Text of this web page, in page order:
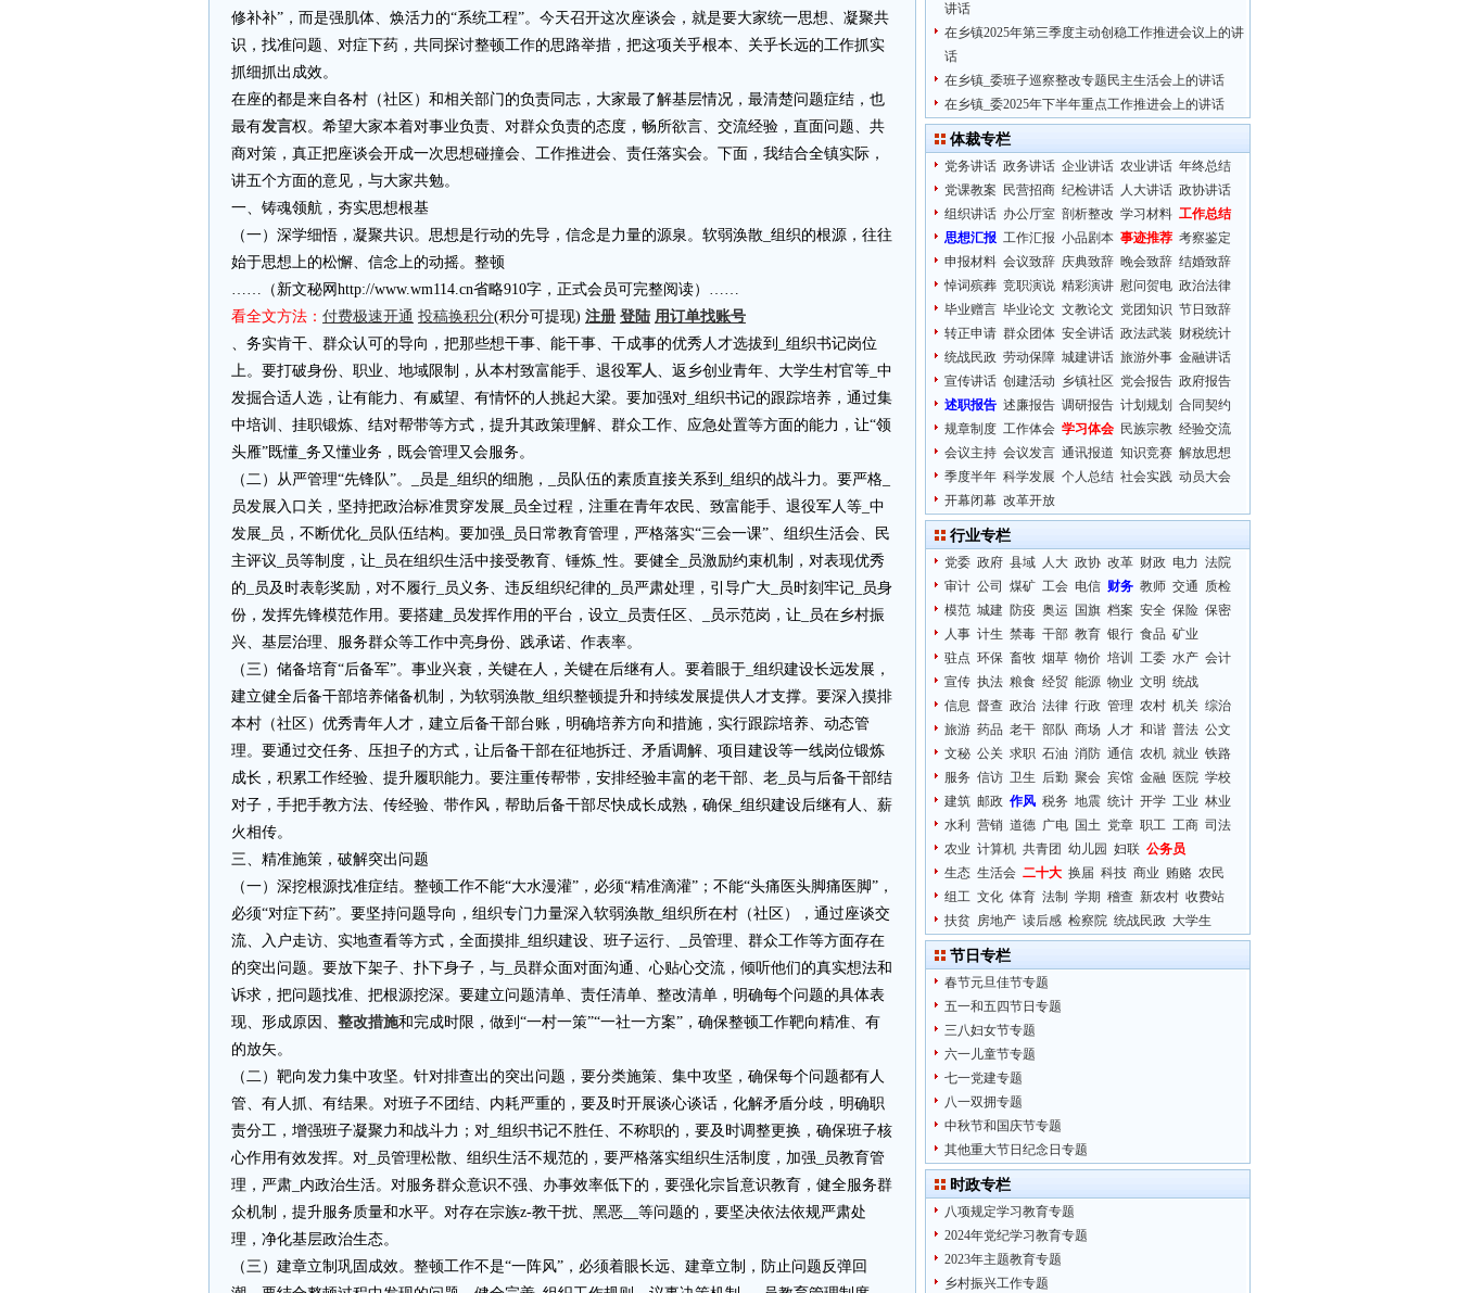
修补补”，而是强肌体、焕活力的“系统工程”。今天召开这次座谈会，就是要大家统一思想、凝聚共
识，找准问题、对症下药，共同探讨整顿工作的思路举措，把这项关乎根本、关乎长远的工作抓实
抓细抓出成效。
在座的都是来自各村（社区）和相关部门的负责同志，大家最了解基层情况，最清楚问题症结，也
最有发言权。希望大家本着对事业负责、对群众负责的态度，畅所欲言、交流经验，直面问题、共
商对策，真正把座谈会开成一次思想碰撞会、工作推进会、责任落实会。下面，我结合全镇实际，
讲五个方面的意见，与大家共勉。
一、铸魂领航，夯实思想根基
（一）深学细悟，凝聚共识。思想是行动的先导，信念是力量的源泉。软弱涣散_组织的根源，往往
始于思想上的松懈、信念上的动摇。整顿
……（新文秘网http://www.wm114.cn省略910字，正式会员可完整阅读）……
看全文方法： 付费极速开通 投稿换积分(积分可提现) 注册 登陆 用订单找账号
、务实肯干、群众认可的导向，把那些想干事、能干事、干成事的优秀人才选拔到_组织书记岗位
上。要打破身份、职业、地域限制，从本村致富能手、退役军人、返乡创业青年、大学生村官等_中
发掘合适人选，让有能力、有威望、有情怀的人挑起大梁。要加强对_组织书记的跟踪培养，通过集
中培训、挂职锻炼、结对帮带等方式，提升其政策理解、群众工作、应急处置等方面的能力，让“领
头雁”既懂_务又懂业务，既会管理又会服务。
（二）从严管理“先锋队”。_员是_组织的细胞，_员队伍的素质直接关系到_组织的战斗力。要严格_
员发展入口关，坚持把政治标准贯穿发展_员全过程，注重在青年农民、致富能手、退役军人等_中
发展_员，不断优化_员队伍结构。要加强_员日常教育管理，严格落实“三会一课”、组织生活会、民
主评议_员等制度，让_员在组织生活中接受教育、锤炼_性。要健全_员激励约束机制，对表现优秀
的_员及时表彰奖励，对不履行_员义务、违反组织纪律的_员严肃处理，引导广大_员时刻牢记_员身
份，发挥先锋模范作用。要搭建_员发挥作用的平台，设立_员责任区、_员示范岗，让_员在乡村振
兴、基层治理、服务群众等工作中亮身份、践承诺、作表率。
（三）储备培育“后备军”。事业兴衰，关键在人，关键在后继有人。要着眼于_组织建设长远发展，
建立健全后备干部培养储备机制，为软弱涣散_组织整顿提升和持续发展提供人才支撑。要深入摸排
本村（社区）优秀青年人才，建立后备干部台账，明确培养方向和措施，实行跟踪培养、动态管
理。要通过交任务、压担子的方式，让后备干部在征地拆迁、矛盾调解、项目建设等一线岗位锻炼
成长，积累工作经验、提升履职能力。要注重传帮带，安排经验丰富的老干部、老_员与后备干部结
对子，手把手教方法、传经验、带作风，帮助后备干部尽快成长成熟，确保_组织建设后继有人、薪
火相传。
三、精准施策，破解突出问题
（一）深挖根源找准症结。整顿工作不能“大水漫灌”，必须“精准滴灌”；不能“头痛医头脚痛医脚”，
必须“对症下药”。要坚持问题导向，组织专门力量深入软弱涣散_组织所在村（社区），通过座谈交
流、入户走访、实地查看等方式，全面摸排_组织建设、班子运行、_员管理、群众工作等方面存在
的突出问题。要放下架子、扑下身子，与_员群众面对面沟通、心贴心交流，倾听他们的真实想法和
诉求，把问题找准、把根源挖深。要建立问题清单、责任清单、整改清单，明确每个问题的具体表
现、形成原因、 整改措施和完成时限，做到“一村一策”“一社一方案”，确保整顿工作靶向精准、有
的放矢。
（二）靶向发力集中攻坚。针对排查出的突出问题，要分类施策、集中攻坚，确保每个问题都有人
管、有人抓、有结果。对班子不团结、内耗严重的，要及时开展谈心谈话，化解矛盾分歧，明确职
责分工，增强班子凝聚力和战斗力；对_组织书记不胜任、不称职的，要及时调整更换，确保班子核
心作用有效发挥。对_员管理松散、组织生活不规范的，要严格落实组织生活制度，加强_员教育管
理，严肃_内政治生活。对服务群众意识不强、办事效率低下的，要强化宗旨意识教育，健全服务群
众机制，提升服务质量和水平。对存在宗族z-教干扰、黑恶__等问题的，要坚决依法依规严肃处
理，净化基层政治生态。
（三）建章立制巩固成效。整顿工作不是“一阵风”，必须着眼长远、建章立制，防止问题反弹回
讲话
在乡镇2025年第三季度主动创稳工作推进会议上的讲
话
在乡镇_委班子巡察整改专题民主生活会上的讲话
在乡镇_委2025年下半年重点工作推进会上的讲话
体裁专栏
党务讲话 政务讲话 企业讲话 农业讲话 年终总结
党课教案
民营招商 纪检讲话 人大讲话 政协讲话
组织讲话 办公厅室 剖析整改 学习材料 工作总结
思想汇报 工作汇报 小品剧本 事迹推荐 考察鉴定
申报材料 会议致辞 庆典致辞 晚会致辞 结婚致辞
悼词殡葬 竞职演说 精彩演讲 慰问贺电 政治法律
毕业赠言 毕业论文 文教论文 党团知识 节日致辞
转正申请 群众团体 安全讲话 政法武装 财税统计
统战民政 劳动保障 城建讲话 旅游外事 金融讲话
宣传讲话 创建活动 乡镇社区 党会报告 政府报告
述职报告 述廉报告 调研报告 计划规划
合同契约
规章制度 工作体会 学习体会 民族宗教 经验交流
会议主持 会议发言 通讯报道 知识竞赛 解放思想
季度半年 科学发展 个人总结 社会实践 动员大会
开幕闭幕 改革开放
行业专栏
党委 政府 县域 人大 政协 改革 财政 电力 法院
审计 公司 煤矿 工会 电信 财务 教师 交通 质检
模范 城建 防疫 奥运 国旗 档案 安全 保险 保密
人事 计生 禁毒 干部 教育 银行 食品 矿业
驻点 环保 畜牧 烟草 物价 培训 工委 水产 会计
宣传 执法 粮食 经贸 能源 物业 文明 统战
信息 督查 政治 法律 行政 管理 农村 机关 综治
旅游 药品 老干 部队 商场 人才 和谐 普法 公文
文秘 公关 求职 石油 消防 通信 农机 就业 铁路
服务 信访 卫生 后勤 聚会 宾馆 金融 医院 学校
建筑 邮政 作风 税务 地震 统计 开学 工业 林业
水利
营销 道德 广电 国土 党章 职工 工商 司法
农业 计算机 共青团 幼儿园 妇联 公务员
生态 生活会 二十大 换届 科技 商业 贿赂 农民
组工 文化 体育 法制 学期 稽查 新农村 收费站
扶贫 房地产 读后感 检察院 统战民政 大学生
节日专栏
春节元旦佳节专题
五一和五四节日专题
三八妇女节专题
六一儿童节专题
七一党建专题
八一双拥专题
中秋节和国庆节专题
其他重大节日纪念日专题
时政专栏
八项规定学习教育专题
2024年党纪学习教育专题
2023年主题教育专题
乡村振兴工作专题